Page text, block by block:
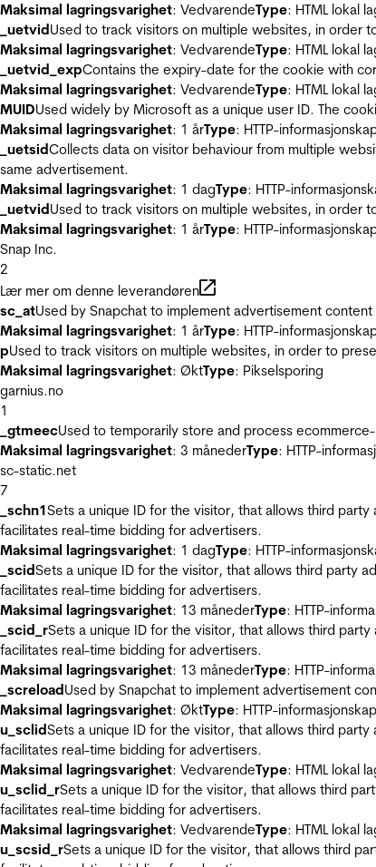
Maksimal lagringsvarighet: VedvarendeType: HTML lokal
_uetvidUsed to track visitors on multiple websites, in order
Maksimal lagringsvarighet: VedvarendeType: HTML lokal
_uetvid_expContains the expiry-date for the cookie with
Maksimal lagringsvarighet: VedvarendeType: HTML lokal
MUIDUsed widely by Microsoft as a unique user ID. The
Maksimal lagringsvarighet: 1 årType: HTTP-
_uetsidCollects data on visitor behaviour from multiple
same advertisement.
Maksimal lagringsvarighet: 1 dagType: HTTP-
_uetvidUsed to track visitors on multiple websites, in order
Maksimal lagringsvarighet: 1 årType: HTTP-
Snap Inc.
2
Lær mer om denne leverandøren
sc_atUsed by Snapchat to implement advertisement
Maksimal lagringsvarighet: 1 årType: HTTP-
pUsed to track visitors on multiple websites, in order to
Maksimal lagringsvarighet: ØktType: Pikselsporing
garnius.no
1
_gtmeecUsed to temporarily store and process
Maksimal lagringsvarighet: 3 månederType: HTTP-
sc-static.net
7
_schn1Sets a unique ID for the visitor, that allows third
facilitates real-time bidding for advertisers.
Maksimal lagringsvarighet: 1 dagType: HTTP-
_scidSets a unique ID for the visitor, that allows third party
facilitates real-time bidding for advertisers.
Maksimal lagringsvarighet: 13 månederType: HTTP-
_scid_rSets a unique ID for the visitor, that allows third
facilitates real-time bidding for advertisers.
Maksimal lagringsvarighet: 13 månederType: HTTP-
_screloadUsed by Snapchat to implement advertisement
Maksimal lagringsvarighet: ØktType: HTTP-
u_sclidSets a unique ID for the visitor, that allows third
facilitates real-time bidding for advertisers.
Maksimal lagringsvarighet: VedvarendeType: HTML lokal
u_sclid_rSets a unique ID for the visitor, that allows third
facilitates real-time bidding for advertisers.
Maksimal lagringsvarighet: VedvarendeType: HTML lokal
u_scsid_rSets a unique ID for the visitor, that allows third